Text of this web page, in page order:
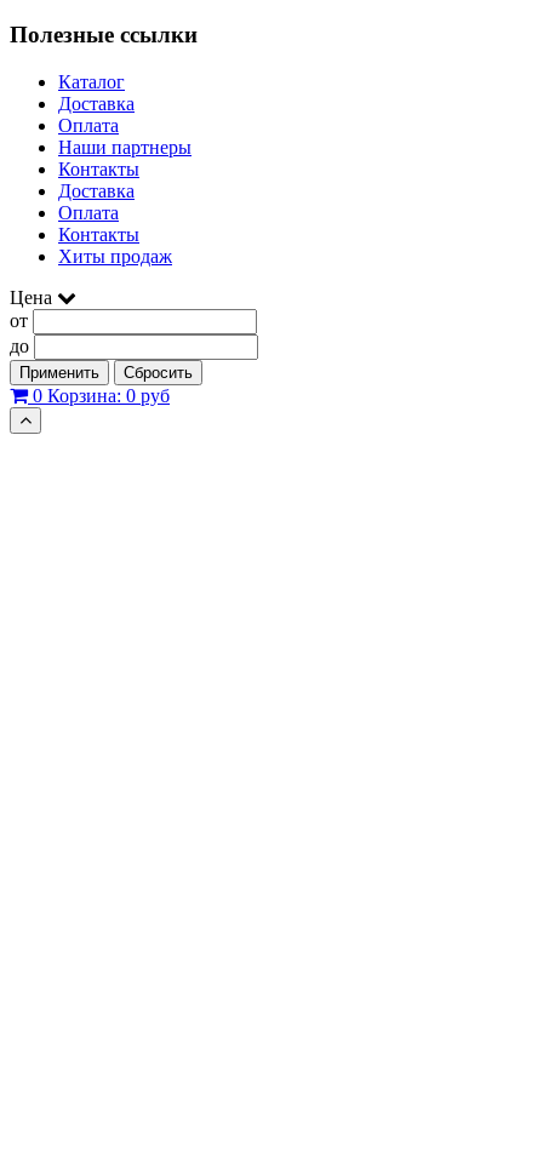
Полезные ссылки
Каталог
Доставка
Оплата
Наши партнеры
Контакты
Доставка
Оплата
Контакты
Хиты продаж
Цена
от
до
Применить Сбросить
0 Корзина: 0 руб